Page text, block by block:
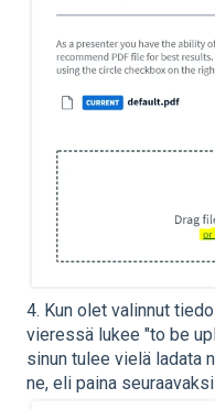
4. Kun olet valinnut
vieressä lukee "to be
sinun tulee vielä ladata
ne, eli paina